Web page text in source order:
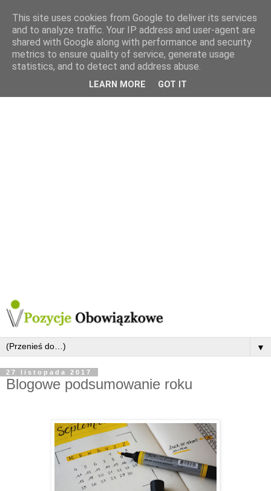
▼
27 listopada 2017
Blogowe podsumowanie roku
This site uses cookies from Google to deliver its services
and to analyze traffic. Your IP address and user-agent are
shared with Google along with performance and security
metrics to ensure quality of service, generate usage
statistics, and to detect and address abuse.
LEARN MORE GOT IT